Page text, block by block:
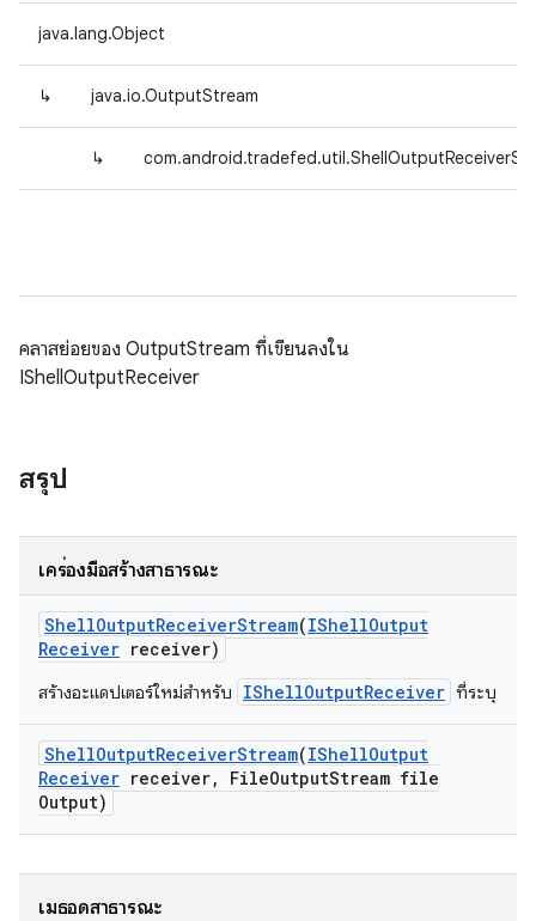
java.lang.Object
↳ java.io.OutputStream
↳
คลาสย่อยของ OutputStream ที่เขียนลงใน
IShellOutputReceiver
สรุป
เครื่องมือสร้างสาธารณะ
ShellOutputReceiverStream(IShellOutput
Receiver receiver)
สร้างอะแดปเตอร์ใหม่สำหรับ IShellOutputReceiver ที่ระบุ
ShellOutputReceiverStream(IShellOutput
Receiver receiver, FileOutputStream file
Output)
เมธอดสาธารณะ